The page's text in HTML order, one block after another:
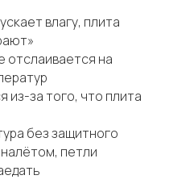
влагу, плита
на
из-за того, что плита
без защитного
петли